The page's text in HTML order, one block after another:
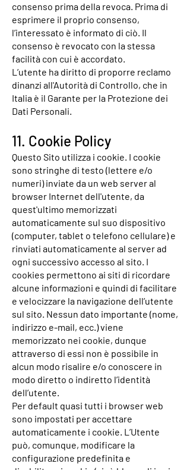
consenso prima della revoca. Prima di
esprimere il proprio consenso,
l’interessato è informato di ciò. Il
consenso è revocato con la stessa
facilità con cui è accordato.
L’utente ha diritto di proporre reclamo
dinanzi all'Autorità di Controllo, che in
Italia è il Garante per la Protezione dei
Dati Personali.
11. Cookie Policy
Questo Sito utilizza i cookie. I cookie
sono stringhe di testo (lettere e/o
numeri) inviate da un web server al
browser Internet dell'utente, da
quest'ultimo memorizzati
automaticamente sul suo dispositivo
(computer, tablet o telefono cellulare) e
rinviati automaticamente al server ad
ogni successivo accesso al sito. I
cookies permettono ai siti di ricordare
alcune informazioni e quindi di facilitare
e velocizzare la navigazione dell’utente
sul sito. Nessun dato importante (nome,
indirizzo e-mail, ecc.) viene
memorizzato nei cookie, dunque
attraverso di essi non è possibile in
alcun modo risalire e/o conoscere in
modo diretto o indiretto l’identità
dell’utente.
Per default quasi tutti i browser web
sono impostati per accettare
automaticamente i cookie. L’Utente
può, comunque, modificare la
configurazione predefinita e